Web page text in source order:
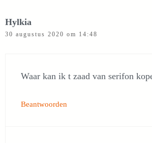
Hylkia
30 augustus 2020 om 14:48
Waar kan ik t zaad van serifon
Beantwoorden